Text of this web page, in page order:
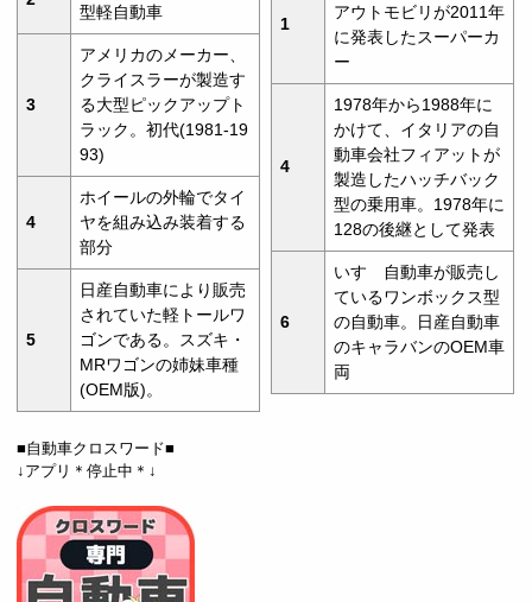
型軽自動車
3
アメリカのメーカー、
クライスラーが製造す
る大型ピックアップト
ラック。初代(1981-19
93)
4
ホイールの外輪でタイ
ヤを組み込み装着する
部分
5
日産自動車により販売
されていた軽トールワ
ゴンである。スズキ・
MRワゴンの姉妹車種
(OEM版)。
1
アウトモビリが2011年
に発表したスーパーカ
ー
4
1978年から1988年に
かけて、イタリアの自
動車会社フィアットが
製造したハッチバック
型の乗用車。1978年に
128の後継として発表
6
いすゞ自動車が販売し
ているワンボックス型
の自動車。日産自動車
のキャラバンのOEM車
両
■自動車クロスワード■
↓アプリ＊停止中＊↓